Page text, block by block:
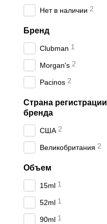
Нет в наличии 2
Бренд
Clubman 1
Morgan's 2
Pacinos 2
Страна регистрации
бренда
США 2
Великобритания 2
Объем
15ml 1
52ml 1
90ml 1